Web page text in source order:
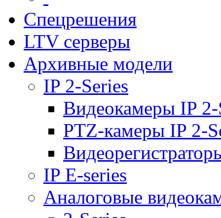
Спецрешения
LTV серверы
Архивные модели
IP 2-Series
Видеокамеры IP 2-
PTZ-камеры IP 2-
IP E-series
Аналоговые